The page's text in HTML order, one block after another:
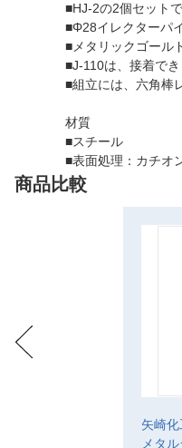
■HJ-2の2個セットで
■Φ28イレクターパ
■メタリックゴール
■J-110は、接着でき
■組立には、六角棒
材質
■スチール
■表面処理：カチオ
商品比較
矢崎
メタ